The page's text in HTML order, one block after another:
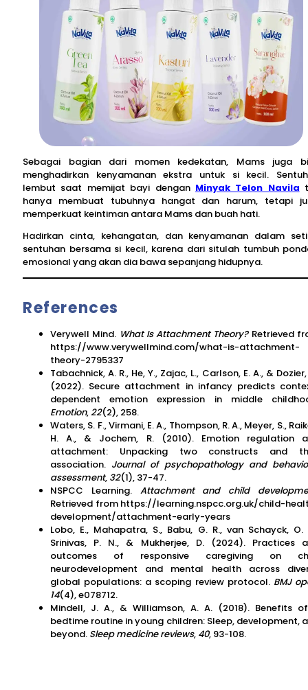
Sebagai bagian dari momen kedekatan, Mams juga
menghadirkan kenyamanan ekstra untuk si kecil.
lembut saat memijat bayi dengan Minyak Telon Navila
hanya membuat tubuhnya hangat dan harum, tetapi
memperkuat keintiman antara Mams dan buah hati.
Hadirkan cinta, kehangatan, dan kenyamanan dalam
sentuhan bersama si kecil, karena dari situlah tumbuh
emosional yang akan dia bawa sepanjang hidupnya.
References
Verywell Mind. What Is Attachment Theory?Retrieved
https://www.verywellmind.com/what-is-attachment-
theory-2795337
Tabachnick, A. R., He, Y., Zajac, L., Carlson, E. A., &
(2022). Secure attachment in infancy predicts
dependent emotion expression in middle
Emotion,22(2), 258.
Waters, S. F., Virmani, E. A., Thompson, R. A., Meyer, S.,
H. A., & Jochem, R. (2010). Emotion regulation
attachment: Unpacking two constructs and
association. Journal of psychopathology and
assessment, 32(1), 37-47.
NSPCC Learning. Attachment and child
Retrieved from https://learning.nspcc.org.uk/child-
development/attachment-early-years
Lobo, E., Mahapatra, S., Babu, G. R., van Schayck, O.
Srinivas, P. N., & Mukherjee, D. (2024). Practices
outcomes of responsive caregiving on
neurodevelopment and mental health across
global populations: a scoping review protocol. BMJ
14(4), e078712.
Mindell, J. A., & Williamson, A. A. (2018). Benefits
bedtime routine in young children: Sleep, development,
beyond. Sleep medicine reviews, 40, 93-108.